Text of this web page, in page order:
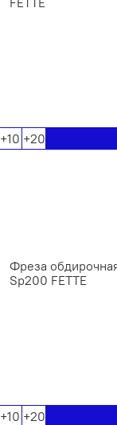
+10 +20
Фреза
Sp200 FETTE
+10 +20